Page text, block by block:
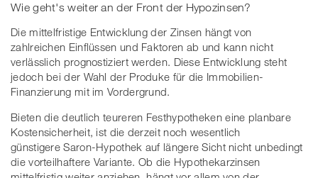
Wie geht's weiter an der Front der Hypozinsen?
Die mittelfristige Entwicklung der Zinsen hängt von
zahlreichen Einflüssen und Faktoren ab und kann nicht
verlässlich prognostiziert werden. Diese Entwicklung steht
jedoch bei der Wahl der Produke für die Immobilien-
Finanzierung mit im Vordergrund.
Bieten die deutlich teureren Festhypotheken eine planbare
Kostensicherheit, ist die derzeit noch wesentlich
günstigere Saron-Hypothek auf längere Sicht nicht unbedingt
die vorteilhaftere Variante. Ob die Hypothekarzinsen